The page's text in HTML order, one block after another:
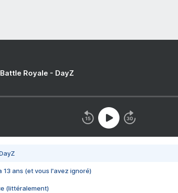
Royale - DayZ
13 ans (et vous l'avez ignoré)
(littéralement)